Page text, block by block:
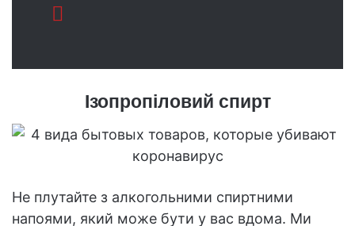
Ізопропіловий спирт
Не плутайте з алкогольними спиртними
напоями, який може бути у вас вдома. Ми